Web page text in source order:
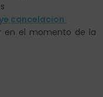
cancelacion
en el momento de la